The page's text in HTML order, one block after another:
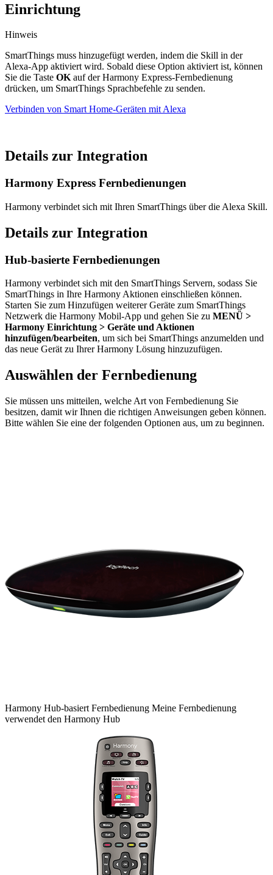
Einrichtung
Hinweis
SmartThings muss hinzugefügt werden, indem die Skill in der
Alexa-App aktiviert wird. Sobald diese Option aktiviert ist, können
Sie die Taste OKauf der Harmony Express-Fernbedienung
drücken, um SmartThings Sprachbefehle zu senden.
Verbinden von Smart Home-Geräten mit Alexa
Details zur Integration
Harmony Express Fernbedienungen
Harmony verbindet sich mit Ihren SmartThings über die Alexa Skill.
Details zur Integration
Hub-basierte Fernbedienungen
Harmony verbindet sich mit den SmartThings Servern, sodass Sie
SmartThings in Ihre Harmony Aktionen einschließen können.
Starten Sie zum Hinzufügen weiterer Geräte zum SmartThings
Netzwerk die Harmony Mobil-App und gehen Sie zu MENÜ >
Harmony Einrichtung > Geräte und Aktionen
hinzufügen/bearbeiten, um sich bei SmartThings anzumelden und
das neue Gerät zu Ihrer Harmony Lösung hinzuzufügen.
Auswählen der Fernbedienung
Sie müssen uns mitteilen, welche Art von Fernbedienung Sie
besitzen, damit wir Ihnen die richtigen Anweisungen geben können.
Bitte wählen Sie eine der folgenden Optionen aus, um zu beginnen.
Harmony Hub-basiert Fernbedienung Meine Fernbedienung
verwendet den Harmony Hub